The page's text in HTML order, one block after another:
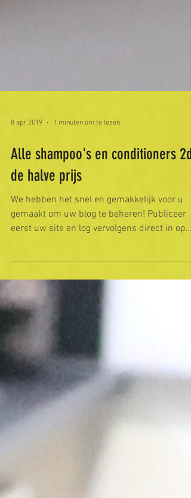
8 apr 2019 1 minuten om te lezen
Alle shampoo's en conditioners 2de
de halve prijs
We hebben het snel en gemakkelijk voor u
eerst uw site en log vervolgens direct in op